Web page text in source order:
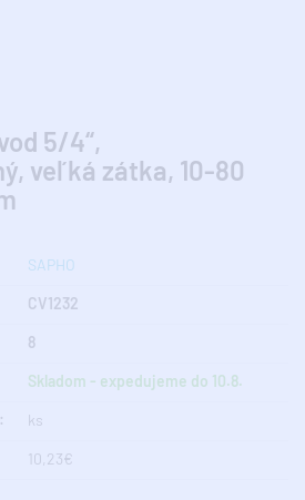
5/4“,
veľká zátka, 10-80
SAPHO
CV1232
8
Skladom - expedujeme do 10.8.
ks
10,23€